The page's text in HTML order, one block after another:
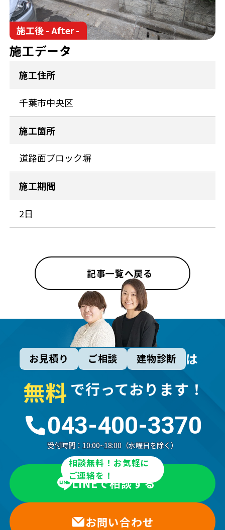
施工後 - After -
施工データ
施工住所
千葉市中央区
施工箇所
道路面ブロック塀
施工期間
2日
記事一覧へ戻る
お見積り ご相談 建物診断 は
無料 で行っております！
043-400-3370
受付時間： 10:00~18:00（水曜日を除く）
相談無料！お気軽に
ご連絡を！
LINEで相談する
お問い合わせ